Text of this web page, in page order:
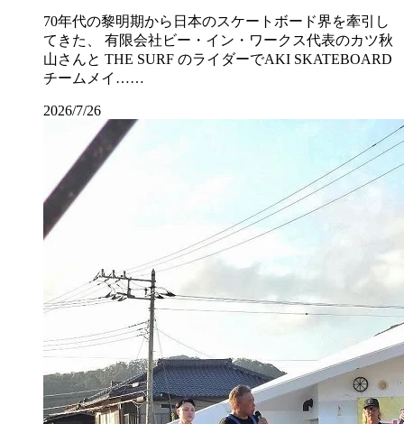
70年代の黎明期から日本のスケートボード界を牽引し
てきた、 有限会社ビー・イン・ワークス代表のカツ秋
山さんと THE SURF のライダーでAKI SKATEBOARD
チームメイ……
2026/7/26